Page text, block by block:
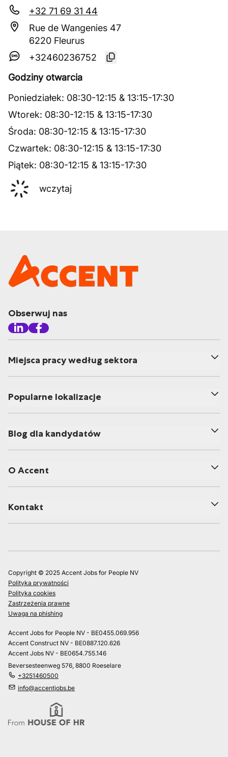
+32 71 69 31 44
Rue de Wangenies 47
6220 Fleurus
+32460236752
Godziny otwarcia
Poniedziałek: 08:30-12:15 & 13:15-17:30
Wtorek: 08:30-12:15 & 13:15-17:30
Środa: 08:30-12:15 & 13:15-17:30
Czwartek: 08:30-12:15 & 13:15-17:30
Piątek: 08:30-12:15 & 13:15-17:30
wczytaj
Obserwuj nas
Miejsca pracy według sektora
Popularne lokalizacje
Blog dla kandydatów
O Accent
Kontakt
Copyright © 2025 Accent Jobs for People NV
Polityka prywatności
Polityka cookies
Zastrzeżenia prawne
Uwaga na phishing
Accent Jobs for People NV - BE0455.069.956
Accent Construct NV - BE0887.120.626
Accent Jobs NV - BE0654.755.146
Beversesteenweg 576, 8800 Roeselare
+3251460500
info@accentjobs.be